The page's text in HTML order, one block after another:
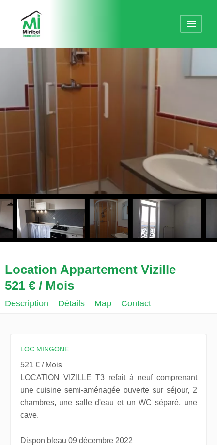
Location Appartement Vizille
521 € / Mois
Description Détails Map Contact
LOC MINGONE
521 € / Mois
LOCATION VIZILLE T3 refait à neuf comprenant
une cuisine semi-aménagée ouverte sur séjour, 2
chambres, une salle d'eau et un WC séparé, une
cave.
Disponibleau 09 décembre 2022